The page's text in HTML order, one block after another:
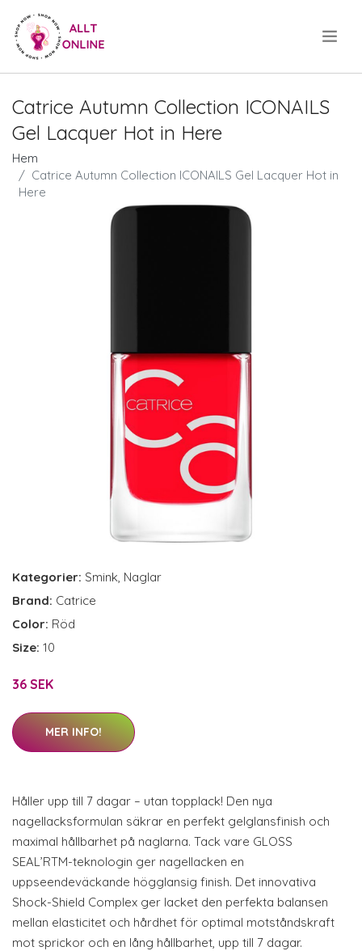
Catrice Autumn Collection ICONAILS
Gel Lacquer Hot in Here
Hem
Catrice Autumn Collection ICONAILS Gel Lacquer Hot in
Here
Kategorier: Smink, Naglar
Brand: Catrice
Color: Röd
Size: 10
36 SEK
MER INFO!
Håller upp till 7 dagar – utan topplack! Den nya
nagellacksformulan säkrar en perfekt gelglansfinish och
maximal hållbarhet på naglarna. Tack vare GLOSS
SEAL’RTM-teknologin ger nagellacken en
uppseendeväckande högglansig finish. Det innovativa
Shock-Shield Complex ger lacket den perfekta balansen
mellan elasticitet och hårdhet för optimal motståndskraft
mot sprickor och en lång hållbarhet, upp till 7 dagar.